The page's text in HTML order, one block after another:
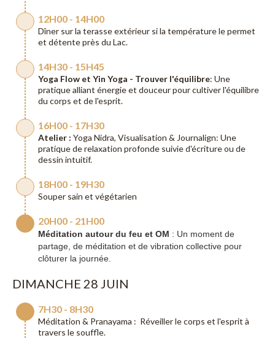
12H00 - 14H00
Dîner sur la terasse extérieur si la température le permet
et détente près du Lac.
14H30 - 15H45
Yoga Flow et Yin Yoga - Trouver l'équilibre: Une
pratique alliant énergie et douceur pour cultiver l'équilibre
du corps et de l'esprit.
16H00 - 17H30
Atelier : Yoga Nidra, Visualisation & Journalign: Une
pratique de relaxation profonde suivie d'écriture ou de
dessin intuitif.
18H00 - 19H30
Souper sain et végétarien
20H00 - 21H00
Méditation autour du feu et OM : Un moment de
partage, de méditation et de vibration collective pour
clôturer la journée.
DIMANCHE 28 JUIN
7H30 - 8H30
Méditation & Pranayama : Réveiller le corps et l'esprit à
travers le souffle.